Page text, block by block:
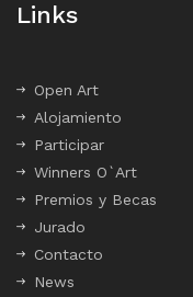
Links
Open Art
Alojamiento
Participar
Winners O`Art
Premios y Becas
Jurado
Contacto
News